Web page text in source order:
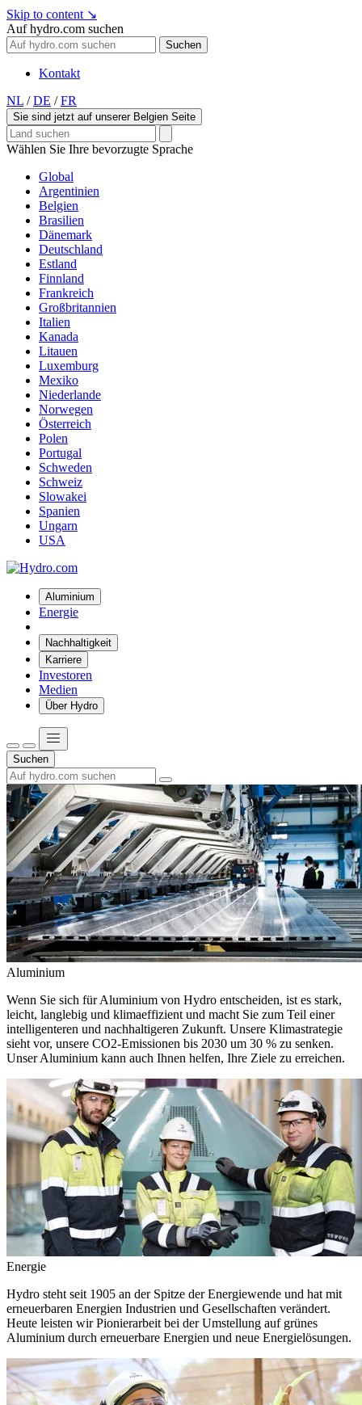
Skip to content ↘
Auf hydro.com suchen
Suchen
Kontakt
NL / DE / FR
Sie sind jetzt auf unserer Belgien Seite
Wählen Sie Ihre bevorzugte Sprache
Global
Argentinien
Belgien
Brasilien
Dänemark
Deutschland
Estland
Finnland
Frankreich
Großbritannien
Italien
Kanada
Litauen
Luxemburg
Mexiko
Niederlande
Norwegen
Österreich
Polen
Portugal
Schweden
Schweiz
Slowakei
Spanien
Ungarn
USA
Aluminium
Energie
Nachhaltigkeit
Karriere
Investoren
Medien
Über Hydro
Suchen
Aluminium
Wenn Sie sich für Aluminium von Hydro entscheiden, ist es stark,
leicht, langlebig und klimaeffizient und macht Sie zum Teil einer
intelligenteren und nachhaltigeren Zukunft. Unsere Klimastrategie
sieht vor, unsere CO2-Emissionen bis 2030 um 30 % zu senken.
Unser Aluminium kann auch Ihnen helfen, Ihre Ziele zu erreichen.
Energie
Hydro steht seit 1905 an der Spitze der Energiewende und hat mit
erneuerbaren Energien Industrien und Gesellschaften verändert.
Heute leisten wir Pionierarbeit bei der Umstellung auf grünes
Aluminium durch erneuerbare Energien und neue Energielösungen.